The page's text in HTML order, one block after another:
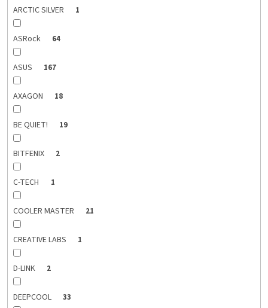
ARCTIC SILVER 1
ASRock 64
ASUS 167
AXAGON 18
BE QUIET! 19
BITFENIX 2
C-TECH 1
COOLER MASTER 21
CREATIVE LABS 1
D-LINK 2
DEEPCOOL 33